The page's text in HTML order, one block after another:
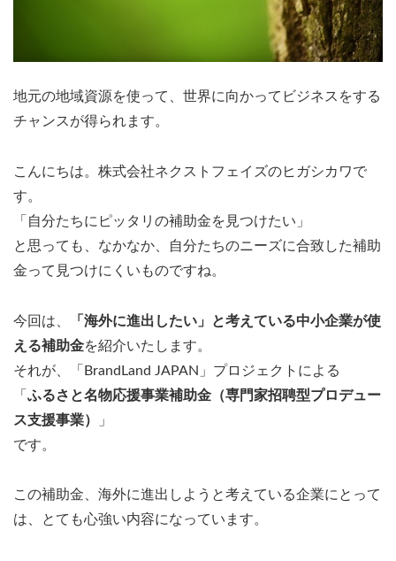
地元の地域資源を使って、世界に向かってビジネスをする
チャンスが得られます。
こんにちは。株式会社ネクストフェイズのヒガシカワで
す。
「自分たちにピッタリの補助金を見つけたい」
と思っても、なかなか、自分たちのニーズに合致した補助
金って見つけにくいものですね。
今回は、
「海外に進出したい」と考えている中小企業が使
える補助金を紹介いたします。
それが、「BrandLand JAPAN」プロジェクトによる
「 ふるさと名物応援事業補助金（専門家招聘型プロデュー
ス支援事業）
」
です。
この補助金、海外に進出しようと考えている企業にとって
は、とても心強い内容になっています。